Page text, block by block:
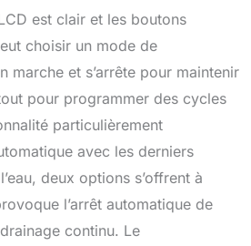
est clair et les boutons
choisir un mode de
marche et s’arrête pour maintenir
pour programmer des cycles
particulièrement
avec les derniers
deux options s’offrent à
l’arrêt automatique de
continu. Le